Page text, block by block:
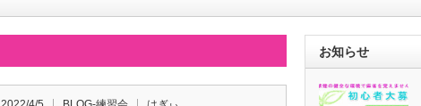
お知らせ